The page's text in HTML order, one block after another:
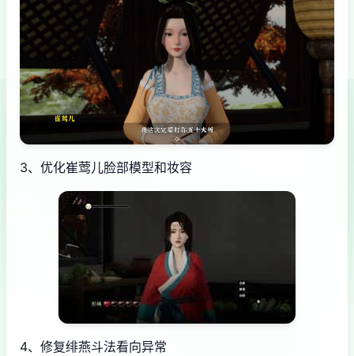
3、优化崔莺儿脸部模型和妆容
4、修复绯燕斗法看向异常